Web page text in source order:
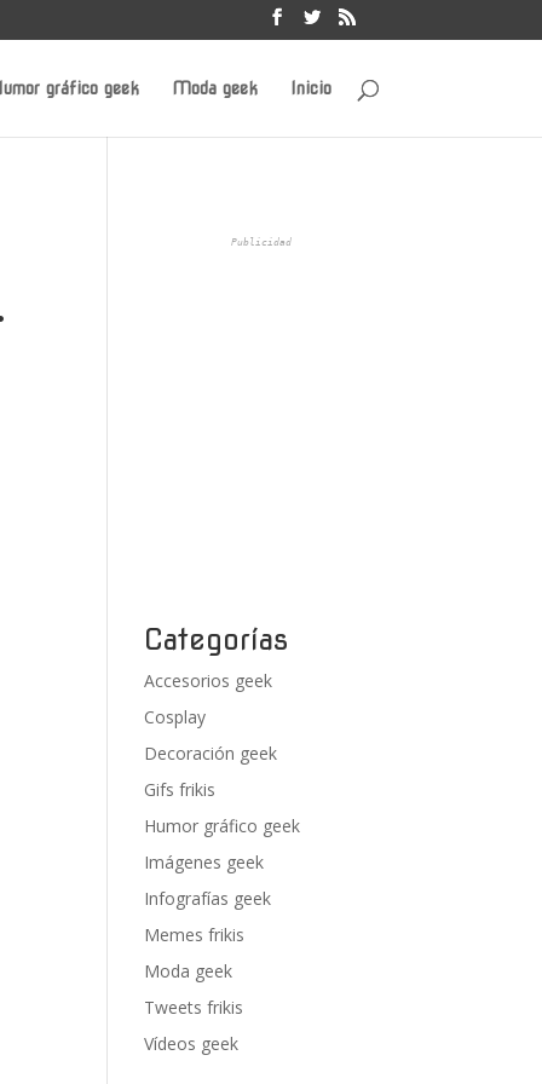
gráfico geek Moda geek Inicio
Publicidad
Categorías
Accesorios geek
Cosplay
Decoración geek
Gifs frikis
Humor gráfico geek
Imágenes geek
Infografías geek
Memes frikis
Moda geek
Tweets frikis
Vídeos geek